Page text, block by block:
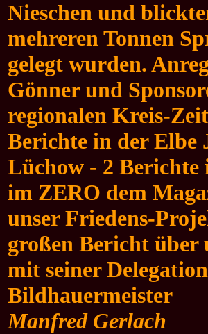
Nieschen und
mehreren Tonnen
gelegt wurden.
Gönner und
regionalen Kreis-
Berichte in der Elbe
Lüchow - 2
im ZERO dem
unser Friedens-
großen Bericht
mit seiner
Bildhauermeister
Manfred Gerlach